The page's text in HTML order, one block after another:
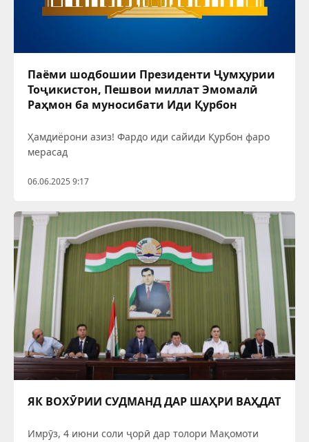
Паёми шодбошии Президенти Ҷумҳурии
Тоҷикистон, Пешвои миллат Эмомалӣ
Раҳмон ба муносибати Иди Қурбон
Ҳамдиёрони азиз! Фардо иди сайиди Қурбон фаро
мерасад
06.06.2025 9:17
ЯК ВОХӮРИИ СУДМАНД ДАР ШАҲРИ ВАҲДАТ
Имрӯз, 4 июни соли ҷорӣ дар толори Мақомоти